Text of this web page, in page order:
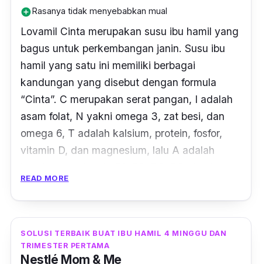
add_circleRasanya tidak menyebabkan mual
Lovamil Cinta merupakan susu ibu hamil yang
bagus untuk perkembangan janin. Susu ibu
hamil yang satu ini memiliki berbagai
kandungan yang disebut dengan formula
“Cinta”. C merupakan serat pangan, I adalah
asam folat, N yakni omega 3, zat besi, dan
omega 6, T adalah kalsium, protein, fosfor,
vitamin D, dan magnesium, lalu A adalah
B12.
membantu tumbuh kembang janin secara
optimal. Selain itu, susu ini juga merupakan
READ MORE
SOLUSI TERBAIK BUAT IBU HAMIL 4 MINGGU DAN
TRIMESTER PERTAMA
Nestlé Mom & Me